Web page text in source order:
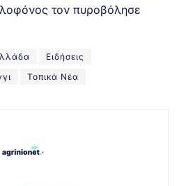
τον πυροβόλησε
Ειδήσεις
Τοπικά Νέα